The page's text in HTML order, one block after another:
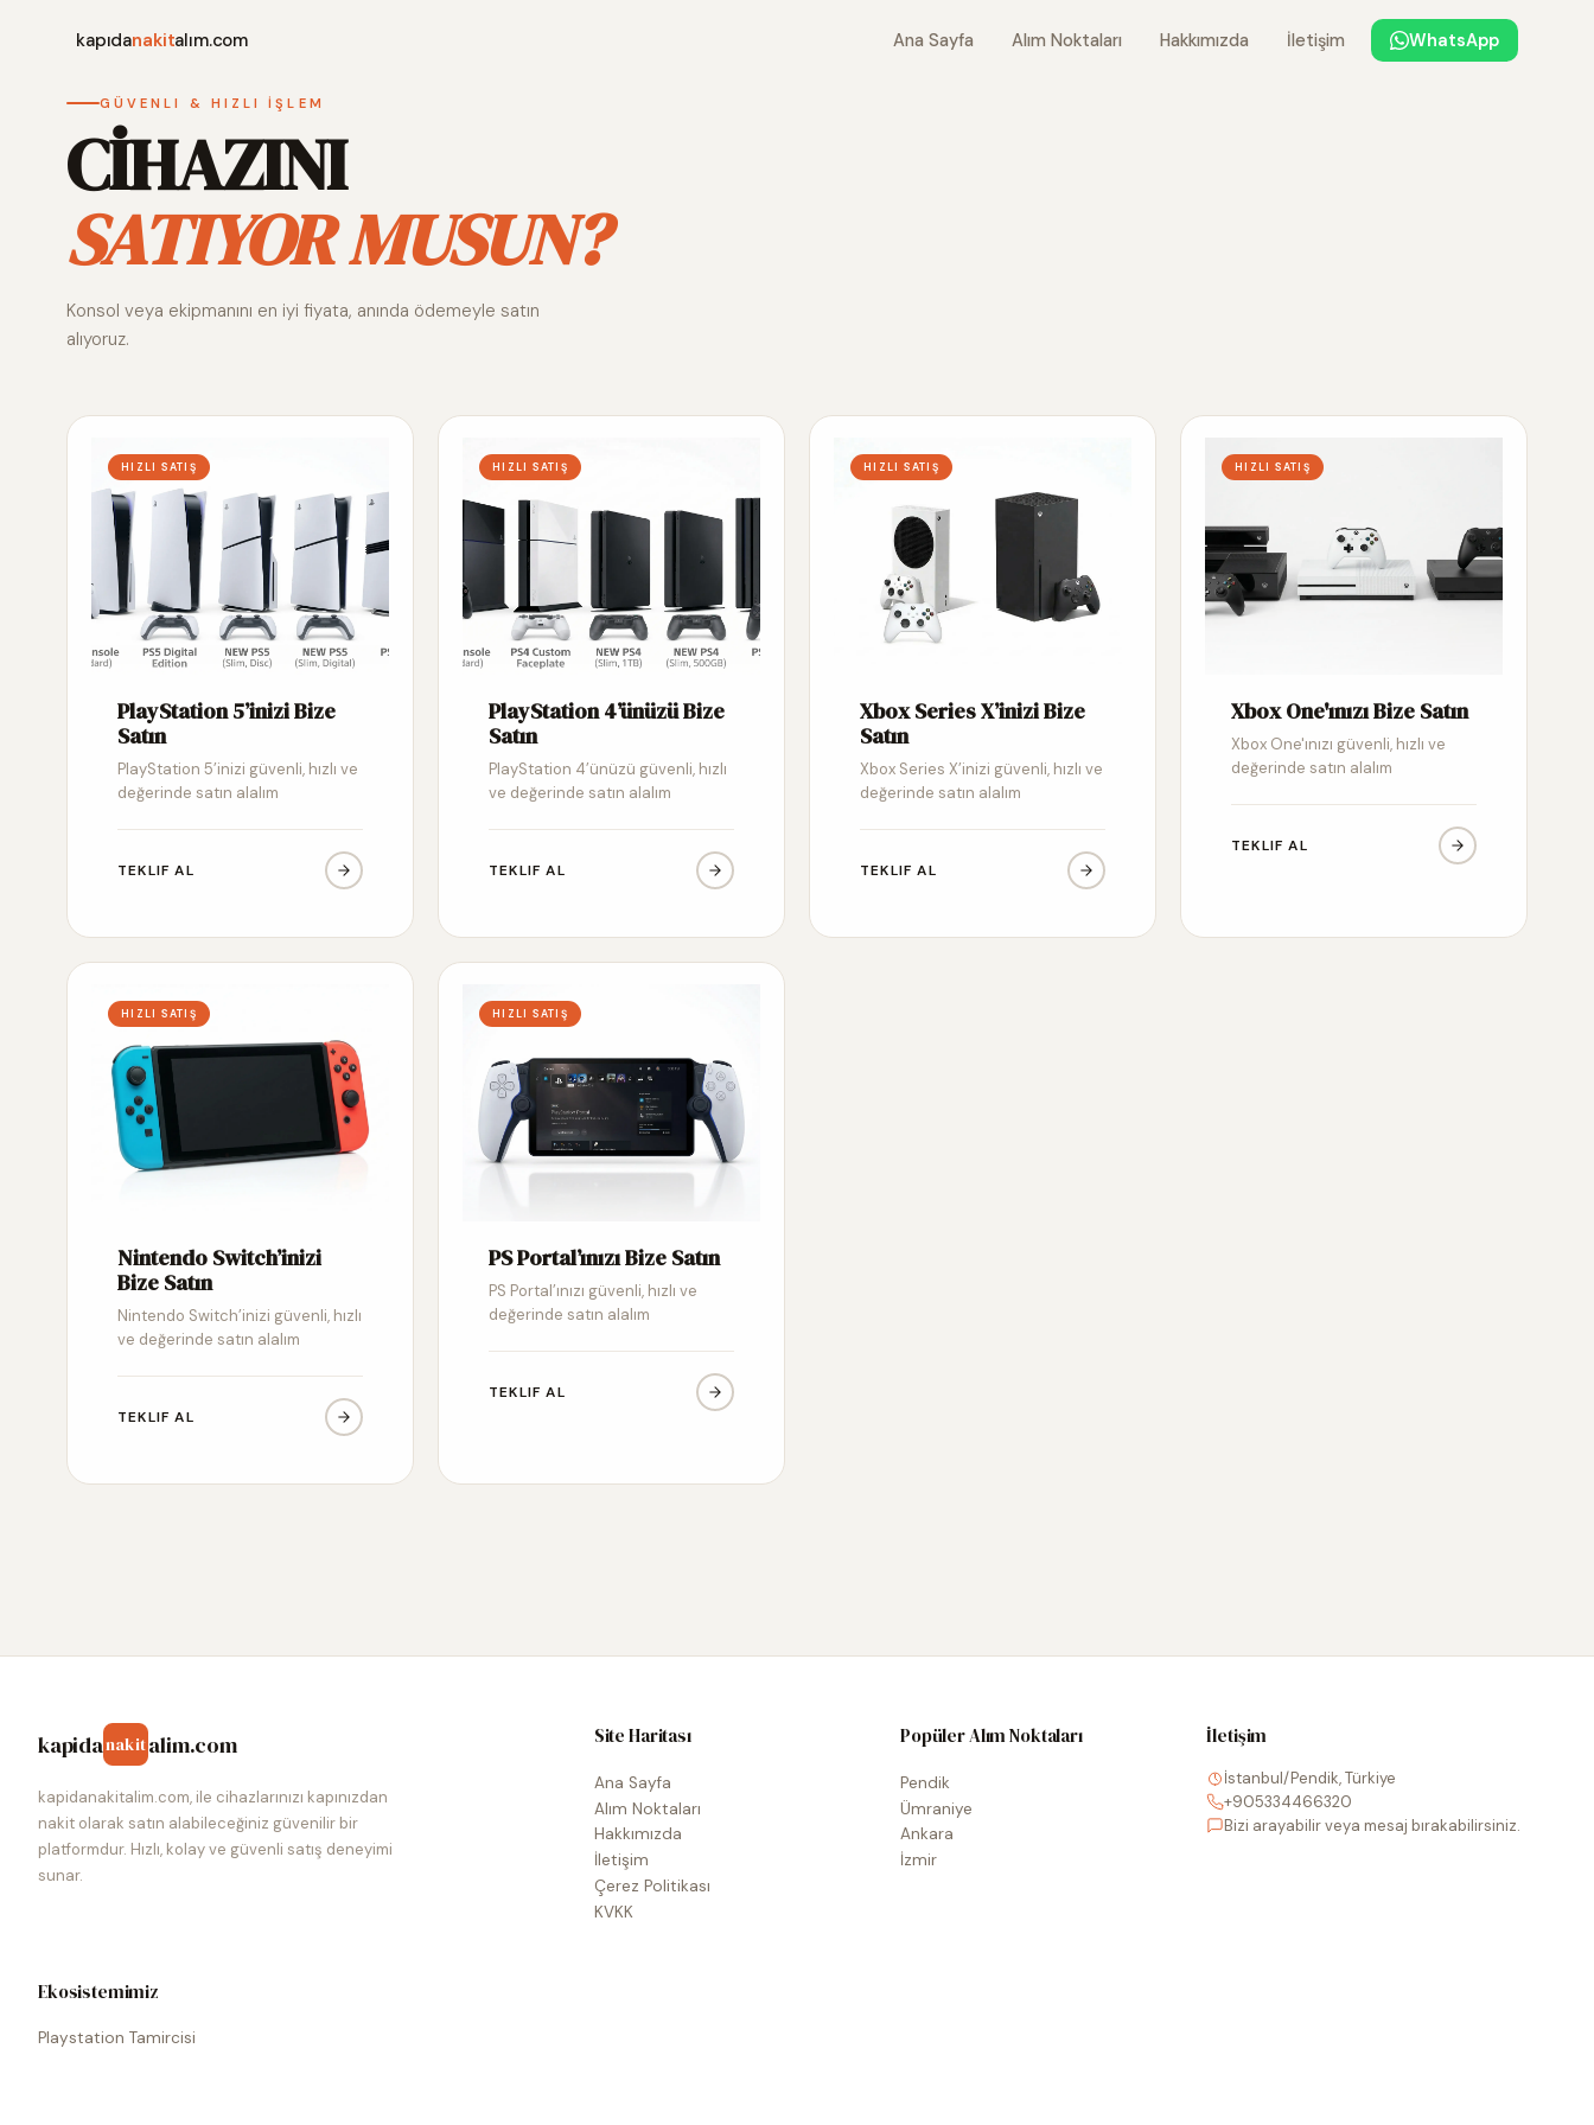
kapıdanakitalım.com Ana Sayfa Alım Noktaları Hakkımızda İletişim WhatsApp
GÜVENLI & HIZLI İŞLEM
CİHAZINI
SATIYOR MUSUN?
Konsol veya ekipmanını en iyi fiyata, anında ödemeyle satın
alıyoruz.
HIZLI SATIŞ
PlayStation 5’inizi Bize
Satın
PlayStation 5’inizi güvenli, hızlı ve
değerinde satın alalım
TEKLIF AL
HIZLI SATIŞ
PlayStation 4’ünüzü Bize
Satın
PlayStation 4’ünüzü güvenli, hızlı
ve değerinde satın alalım
TEKLIF AL
HIZLI SATIŞ
Xbox Series X’inizi Bize
Satın
Xbox Series X’inizi güvenli, hızlı ve
değerinde satın alalım
TEKLIF AL
HIZLI SATIŞ
Xbox One'ınızı Bize Satın
Xbox One'ınızı güvenli, hızlı ve
değerinde satın alalım
TEKLIF AL
HIZLI SATIŞ
Nintendo Switch’inizi
Bize Satın
Nintendo Switch’inizi güvenli, hızlı
ve değerinde satın alalım
TEKLIF AL
HIZLI SATIŞ
PS Portal’ınızı Bize Satın
PS Portal’ınızı güvenli, hızlı ve
değerinde satın alalım
TEKLIF AL
kapidanakitalim.com
kapidanakitalim.com, ile cihazlarınızı kapınızdan
nakit olarak satın alabileceğiniz güvenilir bir
platformdur. Hızlı, kolay ve güvenli satış deneyimi
sunar.
Site Haritası
Ana Sayfa
Alım Noktaları
Hakkımızda
İletişim
Çerez Politikası
KVKK
Popüler Alım Noktaları
Pendik
Ümraniye
Ankara
İzmir
İletişim
İstanbul/Pendik, Türkiye
+905334466320
Bizi arayabilir veya mesaj bırakabilirsiniz.
Ekosistemimiz
Playstation Tamircisi